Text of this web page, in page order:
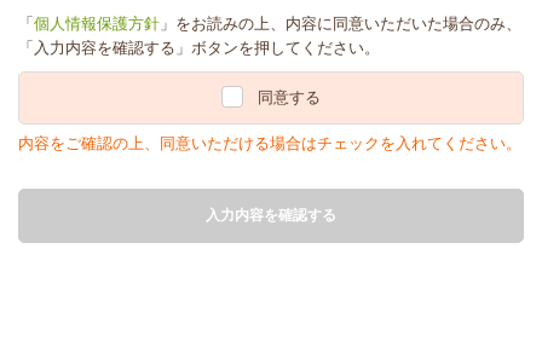
「 個人情報保護方針 」をお読みの上、内容に同意いただいた場合のみ、
「入力内容を確認する」ボタンを押してください。
同意する
内容をご確認の上、同意いただける場合はチェックを入れてください。
入力内容を確認する